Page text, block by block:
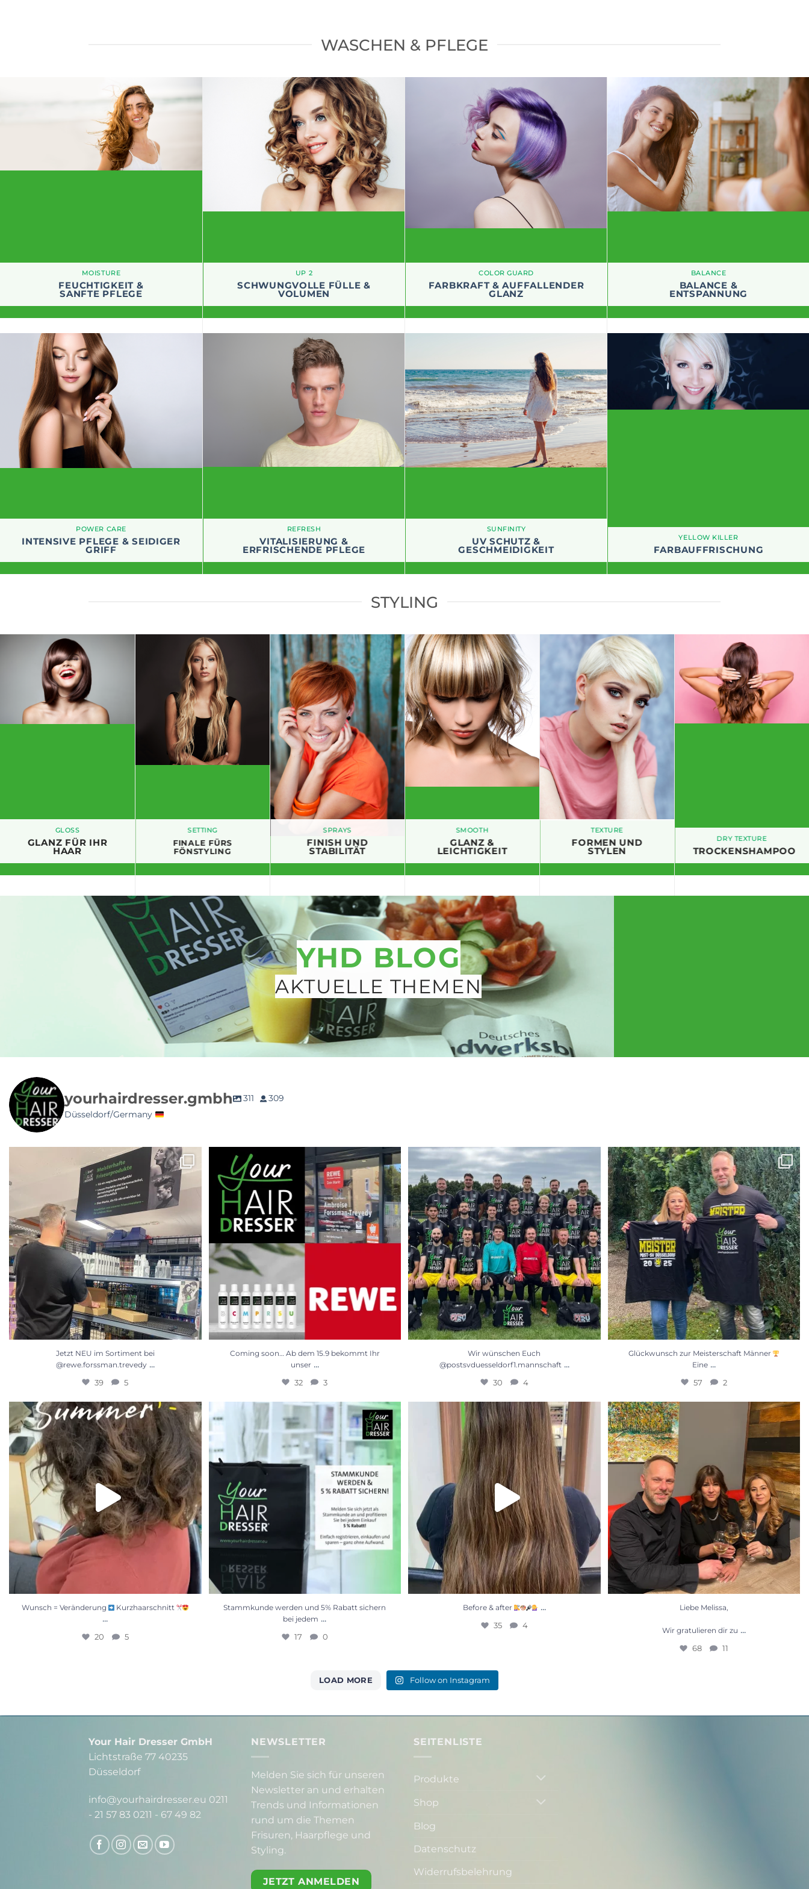
WASCHEN & PFLEGE
MOISTURE
FEUCHTIGKEIT &
SANFTE PFLEGE
UP 2
SCHWUNGVOLLE FÜLLE &
VOLUMEN
COLOR GUARD
FARBKRAFT & AUFFALLENDER
GLANZ
POWER CARE
INTENSIVE PFLEGE & SEIDIGER
GRIFF
REFRESH
VITALISIERUNG &
ERFRISCHENDE PFLEGE
SUNFINITY
UV SCHUTZ &
GESCHMEIDIGKEIT
YELLOW KILLER
FARBAUFFRISCHUNG
STYLING
SETTING
FINALE FÜRS
FÖNSTYLING
SPRAYS
FINISH UND
STABILITÄT
SMOOTH
GLANZ &
LEICHTIGKEIT
yourhairdresser.gmbh
Düsseldorf/Germany
Jetzt NEU im Sortiment bei
@rewe.forssman.trevedy...
39 5
Jetzt NEU im Sortiment bei
@rewe.forssman.trevedy ...
39 5
Coming soon… Ab dem 15.9 bekommt Ihr unser...
32
Coming soon… Ab dem 15.9 bekommt Ihr
...
Wir wünschen Euch
@postsvduesseldorf1.mannschaft...
30 4
Wir wünschen Euch
@postsvduesseldorf1.mannschaft ...
30 4
Glückwunsch zur Meisterschaft Männer
Eine...
57 2
Glückwunsch zur Meisterschaft Männer
Eine ...
57 2
Wunsch = Veränderung Kurzhaarschnitt ...
Wunsch = Veränderung Kurzhaarschnitt
...
20 5
Stammkunde werden und 5% Rabatt sichern bei
jedem
Stammkunde werden und 5% Rabatt sichern
17 0
Before & after ...
35 4
Before & after
Liebe Melissa,
Wir gratulieren dir zu...
68 11
LOAD MORE
NEWSLETTER